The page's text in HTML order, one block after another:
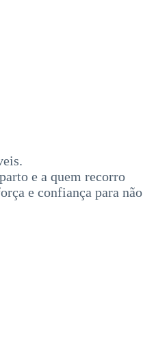
e a quem recorro
e confiança para não